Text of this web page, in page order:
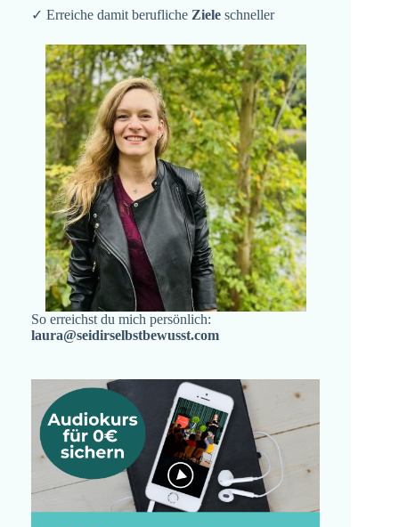
✓ Erreiche damit berufliche Ziele schneller
So erreichst du mich persönlich:
laura@seidirselbstbewusst.com